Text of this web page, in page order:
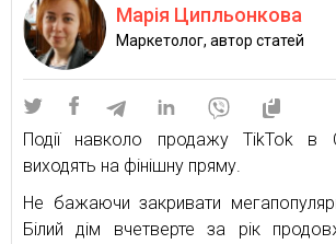
Марія Ципльонкова
Маркетолог, автор статей
Події навколо продажу TikTok
виходять на фінішну пряму.
Не бажаючи закривати
Білий дім вчетверте за рік